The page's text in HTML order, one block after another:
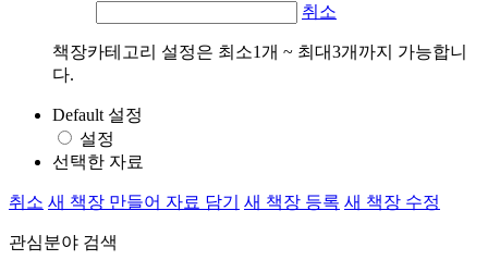
취소
책장카테고리 설정은 최소1개 ~ 최대3개까지 가능합니
다.
Default 설정
설정
선택한 자료
취소 새 책장 만들어 자료 담기 새 책장 등록 새 책장 수정
관심분야 검색